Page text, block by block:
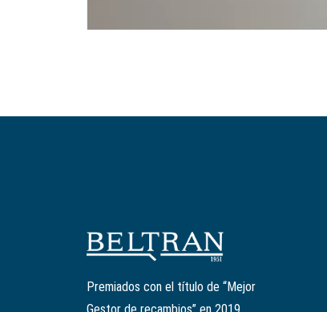
Premiados con el título de “Mejor